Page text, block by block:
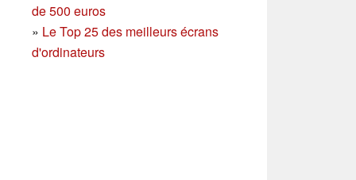
de 500 euros
» Le Top 25 des meilleurs écrans
d'ordinateurs